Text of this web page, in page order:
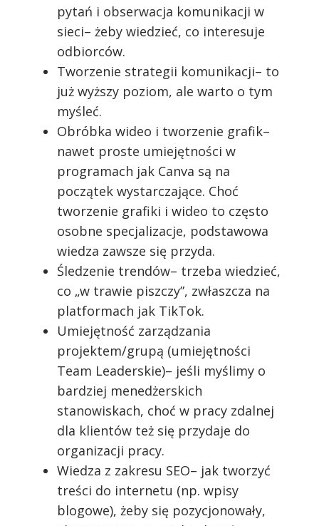
pytań i obserwacja komunikacji w
sieci– żeby wiedzieć, co interesuje
odbiorców.
Tworzenie strategii komunikacji– to
już wyższy poziom, ale warto o tym
myśleć.
Obróbka wideo i tworzenie grafik–
nawet proste umiejętności w
programach jak Canva są na
początek wystarczające. Choć
tworzenie grafiki i wideo to często
osobne specjalizacje, podstawowa
wiedza zawsze się przyda.
Śledzenie trendów– trzeba wiedzieć,
co „w trawie piszczy”, zwłaszcza na
platformach jak TikTok.
Umiejętność zarządzania
projektem/grupą (umiejętności
Team Leaderskie)– jeśli myślimy o
bardziej menedżerskich
stanowiskach, choć w pracy zdalnej
dla klientów też się przydaje do
organizacji pracy.
Wiedza z zakresu SEO– jak tworzyć
treści do internetu (np. wpisy
blogowe), żeby się pozycjonowały,